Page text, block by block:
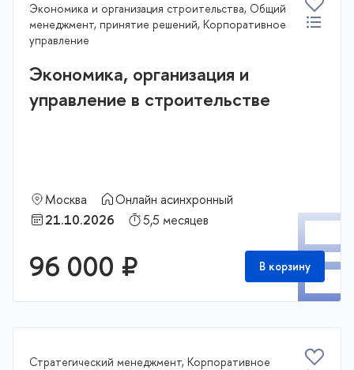
Экономика и организация строительства, Общий
менеджмент, принятие решений, Корпоративное
управление
Экономика, организация и
управление в строительстве
Москва
Онлайн асинхронный
21.10.2026
5,5 месяцев
96 000 ₽ В корзину
Стратегический менеджмент, Корпоративное